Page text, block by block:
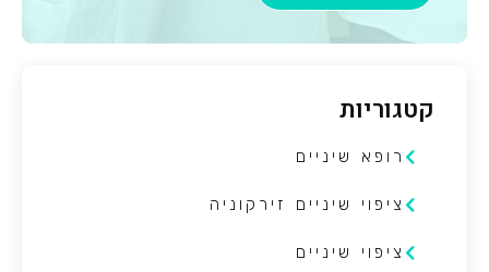
קטגוריות
רופא שיניים
ציפוי שיניים זירקוניה
ציפוי שיניים